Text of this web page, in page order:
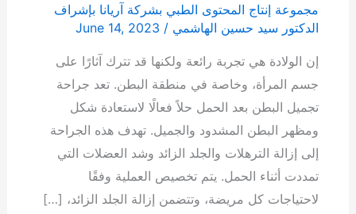
مجموعة إنتاج المحتوى الطبي بشركة آریانا بإشراف
الدكتور سيد حسين الهاشمي/
June 14, 2023
إن الولادة هي تجربة رائعة ولكنها قد تترك آثارًا على
جسم المرأة، وخاصة في منطقة البطن. تعد جراحة
تجميل البطن بعد الحمل حلاً فعالًا لاستعادة شكل
ومظهر البطن المشدود والجميل. تهدف هذه الجراحة
إلى إزالة الترهلات والجلد الزائد وشد العضلات التي
تمددت أثناء الحمل. يتم تخصيص العملية وفقًا
لاحتياجات كل مريضة، وتتضمن إزالة الجلد الزائد، […]